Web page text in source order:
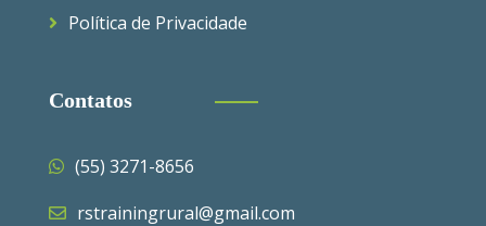
Política de Privacidade
Contatos
(55) 3271-8656
rstrainingrural@gmail.com